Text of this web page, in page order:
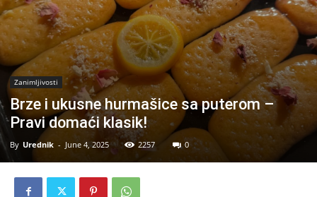
Zanimljivosti
Brze i ukusne hurmašice sa puterom –
Pravi domaći klasik!
By Urednik - June 4, 2025 2257 0